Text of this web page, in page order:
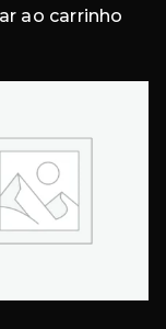
ao carrinho